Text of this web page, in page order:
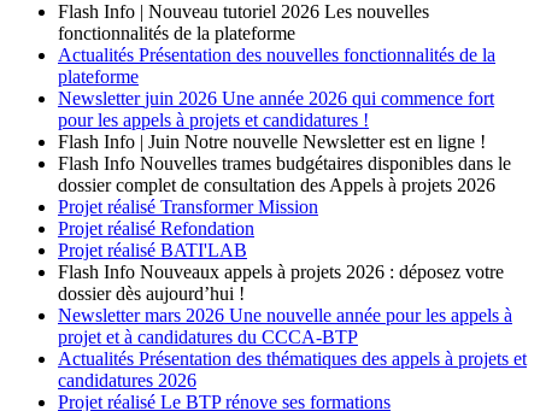
Flash Info | Nouveau tutoriel 2026 Les nouvelles
fonctionnalités de la plateforme
Actualités Présentation des nouvelles fonctionnalités de la
plateforme
Newsletter juin 2026 Une année 2026 qui commence fort
pour les appels à projets et candidatures !
Flash Info | Juin Notre nouvelle Newsletter est en ligne !
Flash Info Nouvelles trames budgétaires disponibles dans le
dossier complet de consultation des Appels à projets 2026
Projet réalisé Transformer Mission
Projet réalisé Refondation
Projet réalisé BATI'LAB
Flash Info Nouveaux appels à projets 2026 : déposez votre
dossier dès aujourd’hui !
Newsletter mars 2026 Une nouvelle année pour les appels à
projet et à candidatures du CCCA-BTP
Actualités Présentation des thématiques des appels à projets et
candidatures 2026
Projet réalisé Le BTP rénove ses formations